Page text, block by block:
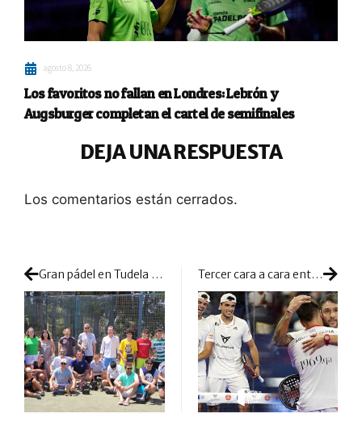
agosto 8, 2026
Los favoritos no fallan en Londres: Lebrón y
Augsburger completan el cartel de semifinales
DEJA UNA RESPUESTA
Los comentarios están cerrados.
Gran pádel en Tudela para cerrar la quinta prueba del calendario Merindades de la Federación Navarra Tercer cara a cara entre los nº1 y ‘Sanyo’ y Tapia en una final: enorme pelea por el título en Valencia